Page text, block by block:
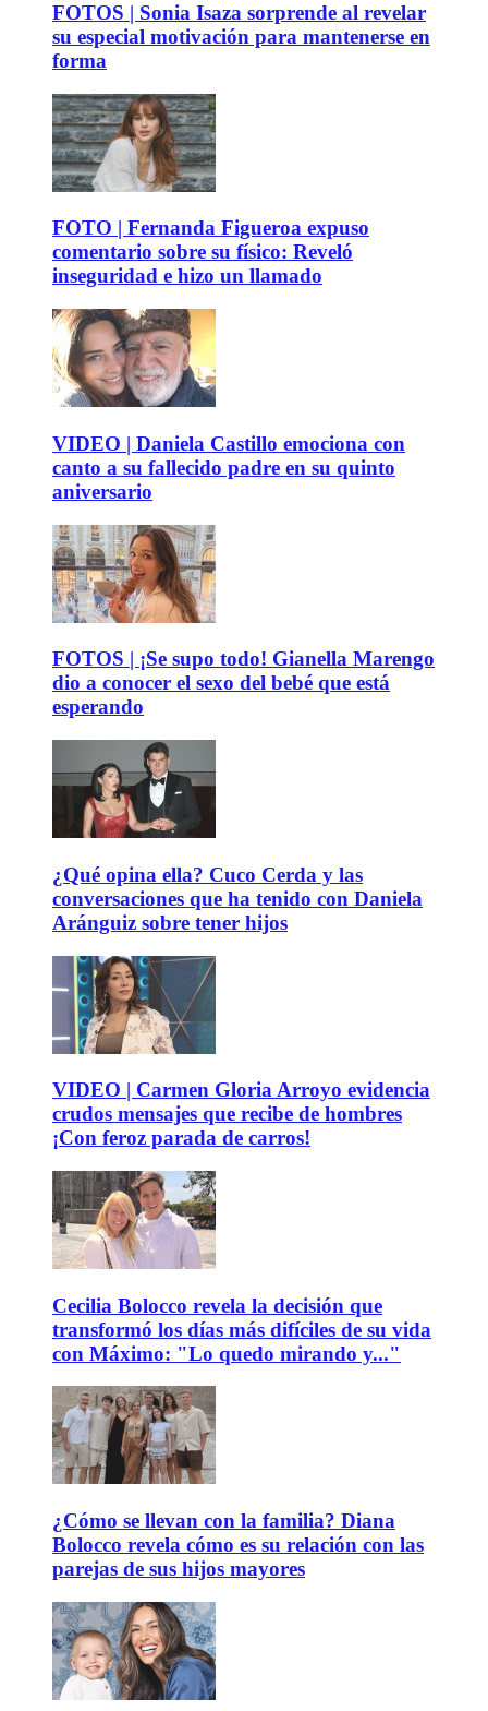
FOTOS | Sonia Isaza sorprende al revelar
su especial motivación para mantenerse en
forma
FOTO | Fernanda Figueroa expuso
comentario sobre su físico: Reveló
inseguridad e hizo un llamado
VIDEO | Daniela Castillo emociona con
canto a su fallecido padre en su quinto
aniversario
FOTOS | ¡Se supo todo! Gianella Marengo
dio a conocer el sexo del bebé que está
esperando
¿Qué opina ella? Cuco Cerda y las
conversaciones que ha tenido con Daniela
Aránguiz sobre tener hijos
VIDEO | Carmen Gloria Arroyo evidencia
crudos mensajes que recibe de hombres
¡Con feroz parada de carros!
Cecilia Bolocco revela la decisión que
transformó los días más difíciles de su vida
con Máximo: "Lo quedo mirando y..."
¿Cómo se llevan con la familia? Diana
Bolocco revela cómo es su relación con las
parejas de sus hijos mayores